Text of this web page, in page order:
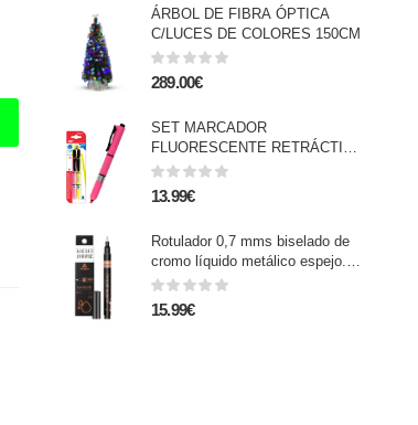
ÁRBOL DE FIBRA ÓPTICA
C/LUCES DE COLORES 150CM
289.00€
SET MARCADOR
FLUORESCENTE RETRÁCTIL
2 Uds. Amarillo y rosa.
13.99€
Rotulador 0,7 mms biselado de
cromo líquido metálico espejo.
Resistente al agua y
decoloración.
15.99€